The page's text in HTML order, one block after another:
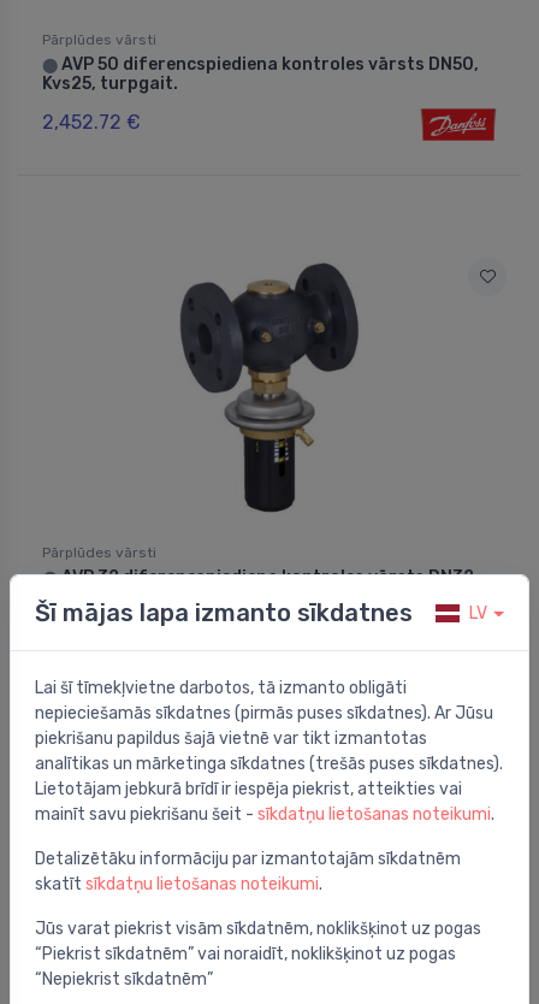
Pārplūdes vārsti
⬤ AVP 50 diferencspiediena kontroles vārsts DN50,
Kvs25, turpgait.
2,452.72 €
Pārplūdes vārsti
⬤AVP 32 diferencspiediena kontroles vārsts DN32,
Kvs12,5 atpakaļgaitā, atloku
Šī mājas lapa izmanto sīkdatnes LV
Lai šī tīmekļvietne darbotos, tā izmanto obligāti
nepieciešamās sīkdatnes (pirmās puses sīkdatnes). Ar Jūsu
piekrišanu papildus šajā vietnē var tikt izmantotas
analītikas un mārketinga sīkdatnes (trešās puses sīkdatnes).
Lietotājam jebkurā brīdī ir iespēja piekrist, atteikties vai
mainīt savu piekrišanu šeit - sīkdatņu lietošanas noteikumi.
Detalizētāku informāciju par izmantotajām sīkdatnēm
skatīt sīkdatņu lietošanas noteikumi.
Jūs varat piekrist visām sīkdatnēm, noklikšķinot uz pogas
“Piekrist sīkdatnēm” vai noraidīt, noklikšķinot uz pogas
“Nepiekrist sīkdatnēm”